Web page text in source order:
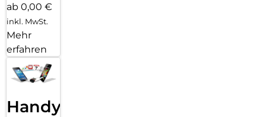
ab 0,00 €
inkl. MwSt.
Mehr
erfahren
Handy